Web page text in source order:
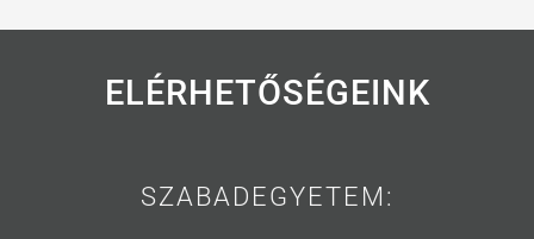
ELÉRHETŐSÉGEINK
SZABADEGYETEM: